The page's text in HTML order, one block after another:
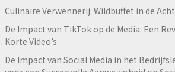
Culinaire Verwennerij: Wildbuffet in de
De Impact van TikTok op de Media: Een
Korte Video’s
De Impact van Social Media in het